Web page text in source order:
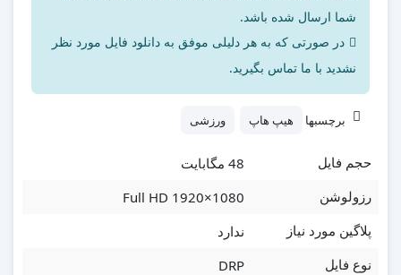
شما ارسال شده باشد.
در صورتی که به هر دلیلی موفق به دانلود فایل مورد نظر
نشدید با ما تماس بگیرید.
برچسبها هیپ هاپ ورزشی
حجم فایل 48 مگابایت
رزولوشن Full HD 1920×1080
پلاگین مورد نیاز ندارد
نوع فایل DRP